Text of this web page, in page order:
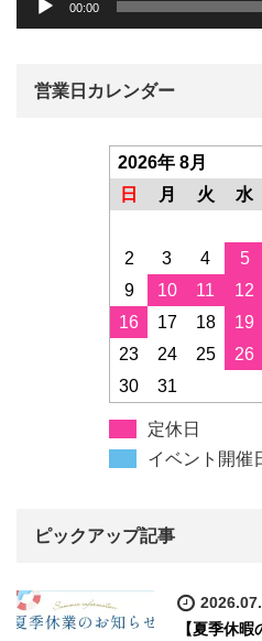
00:00
営業日カレンダー
2026年 8月
日
月 火 水
2
3 4 5
9
10 11 12
16
17 18 19
23
24 25 26
30
31
定休日
イベント開催
ピックアップ記事
【夏季休